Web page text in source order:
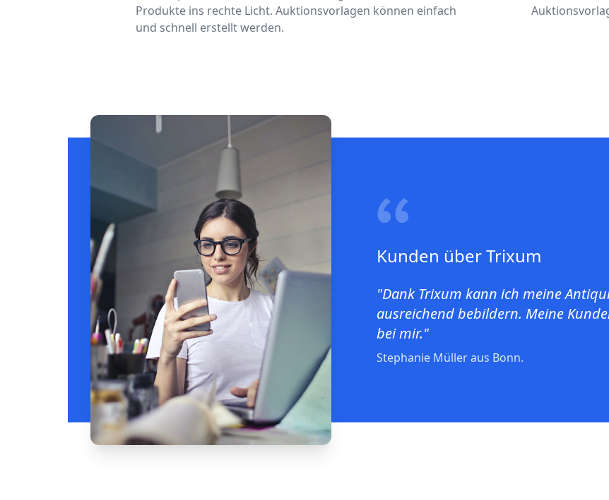
Produkte ins rechte Licht. Auktionsvorlagen können einfach
und schnell erstellt werden.
Kunden über Trixum
"Dank Trixum kann ich meine
ausreichend bebildern. Meine
bei mir."
Stephanie Müller aus Bonn.